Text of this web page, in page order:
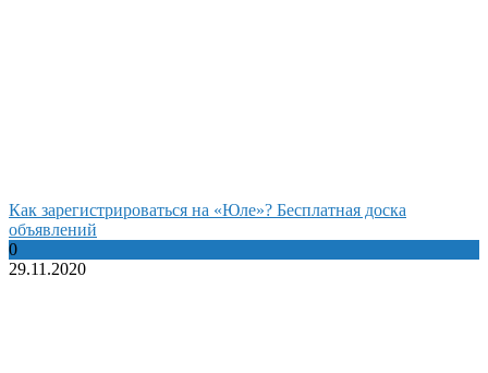
Как зарегистрироваться на «Юле»? Бесплатная доска
объявлений
0
29.11.2020